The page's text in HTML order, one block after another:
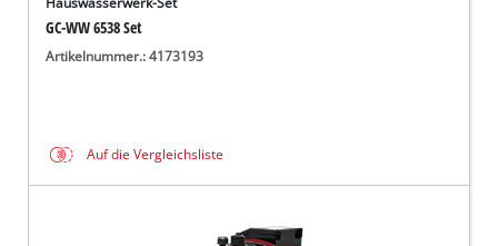
GC-WW 6538 Set
Artikelnummer.: 4173193
Auf die Vergleichsliste